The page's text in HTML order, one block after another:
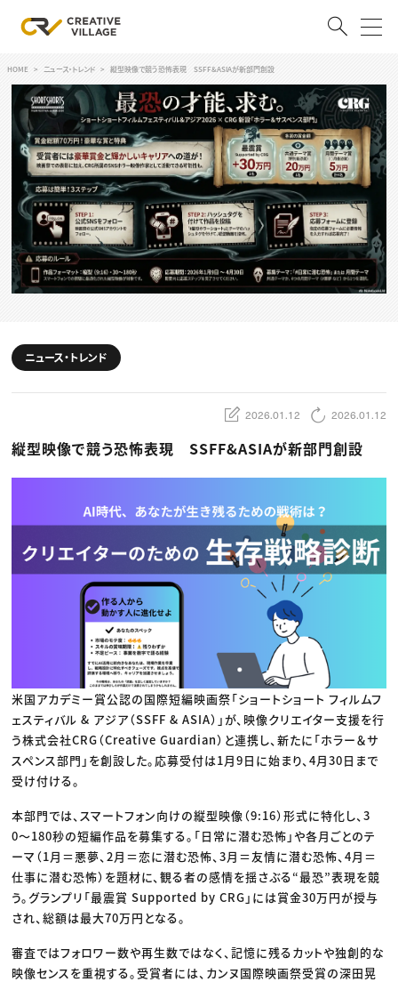
ログイン 会員登録
RECRUIT
クリエイター求人を探す
CREATIVE JOB求人検索
特集求人
採用説明会
転職支援サービス
CONTENTS
スキルアップしたい！ トップ
デザイン
プログラミング
ディレクション
業界解説・キャリア事情
お役立ち基礎知識
TOP Creator’s コラム
ゲームクリエイター
映像クリエイター
マーケッター
C＆R Magazine
映像
広告
出版
CREATIVE VILLAGEからのお知らせ
プロフェッショナル×つながる×メディア
HOME ニュース・トレンド 縦型映像で競う恐怖表現 SSFF&ASIAが新部門創設
ニュース・トレンド
2026.01.12 2026.01.12
縦型映像で競う恐怖表現 SSFF&ASIAが新部門創設
米国アカデミー賞公認の国際短編映画祭「ショートショート フィルムフ
ェスティバル & アジア（SSFF & ASIA）」が、映像クリエイター支援を行
う株式会社CRG（Creative Guardian）と連携し、新たに「ホラー＆サ
スペンス部門」を創設した。応募受付は1月9日に始まり、4月30日まで
受け付ける。
本部門では、スマートフォン向けの縦型映像（9:16）形式に特化し、3
0〜180秒の短編作品を募集する。「日常に潜む恐怖」や各月ごとのテ
ーマ（1月＝悪夢、2月＝恋に潜む恐怖、3月＝友情に潜む恐怖、4月＝
仕事に潜む恐怖）を題材に、観る者の感情を揺さぶる“最恐”表現を競
う。グランプリ「最震賞 Supported by CRG」には賞金30万円が授与
され、総額は最大70万円となる。
審査ではフォロワー数や再生数ではなく、記憶に残るカットや独創的な
映像センスを重視する。受賞者には、カンヌ国際映画祭受賞の深田晃